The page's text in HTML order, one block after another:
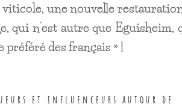
une nouvelle
qui n’est autre que
préféré des français » !
et influenceurs autour de